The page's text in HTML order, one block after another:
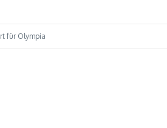
für Olympia